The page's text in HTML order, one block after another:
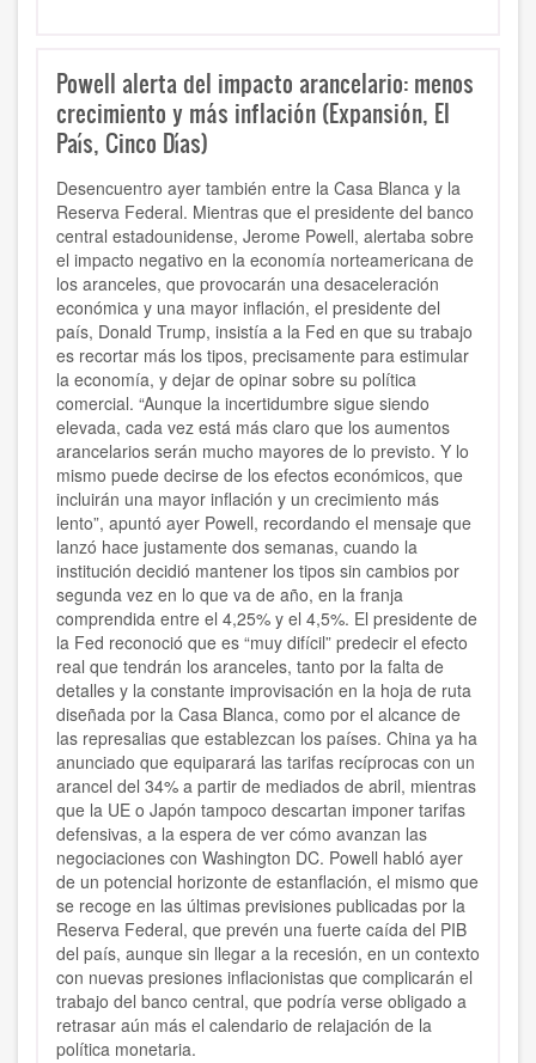
Powell alerta del impacto arancelario: menos
crecimiento y más inflación (Expansión, El
País, Cinco Días)
Desencuentro ayer también entre la Casa Blanca y la
Reserva Federal. Mientras que el presidente del banco
central estadounidense, Jerome Powell, alertaba sobre
el impacto negativo en la economía norteamericana de
los aranceles, que provocarán una desaceleración
económica y una mayor inflación, el presidente del
país, Donald Trump, insistía a la Fed en que su trabajo
es recortar más los tipos, precisamente para estimular
la economía, y dejar de opinar sobre su política
comercial. “Aunque la incertidumbre sigue siendo
elevada, cada vez está más claro que los aumentos
arancelarios serán mucho mayores de lo previsto. Y lo
mismo puede decirse de los efectos económicos, que
incluirán una mayor inflación y un crecimiento más
lento”, apuntó ayer Powell, recordando el mensaje que
lanzó hace justamente dos semanas, cuando la
institución decidió mantener los tipos sin cambios por
segunda vez en lo que va de año, en la franja
comprendida entre el 4,25% y el 4,5%. El presidente de
la Fed reconoció que es “muy difícil” predecir el efecto
real que tendrán los aranceles, tanto por la falta de
detalles y la constante improvisación en la hoja de ruta
diseñada por la Casa Blanca, como por el alcance de
las represalias que establezcan los países. China ya ha
anunciado que equiparará las tarifas recíprocas con un
arancel del 34% a partir de mediados de abril, mientras
que la UE o Japón tampoco descartan imponer tarifas
defensivas, a la espera de ver cómo avanzan las
negociaciones con Washington DC. Powell habló ayer
de un potencial horizonte de estanflación, el mismo que
se recoge en las últimas previsiones publicadas por la
Reserva Federal, que prevén una fuerte caída del PIB
del país, aunque sin llegar a la recesión, en un contexto
con nuevas presiones inflacionistas que complicarán el
trabajo del banco central, que podría verse obligado a
retrasar aún más el calendario de relajación de la
política monetaria.